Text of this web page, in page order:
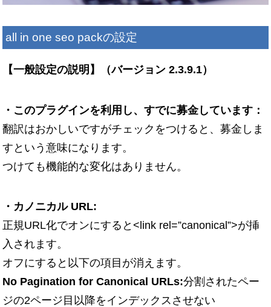
all in one seo packの設定
【一般設定の説明】（バージョン 2.3.9.1）
・このプラグインを利用し、すでに募金しています：
翻訳はおかしいですがチェックをつけると、募金しま
すという意味になります。
つけても機能的な変化はありません。
・カノニカル URL:
正規URL化でオンにすると<link rel=”canonical”>が挿
入されます。
オフにすると以下の項目が消えます。
No Pagination for Canonical URLs:分割されたペー
ジの2ページ目以降をインデックスさせない